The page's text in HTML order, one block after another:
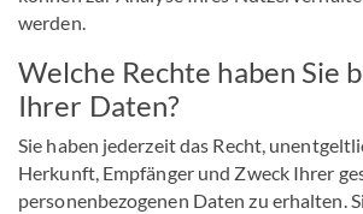
werden.
Welche Rechte haben Sie
Ihrer Daten?
Sie haben jederzeit das Recht,
Herkunft, Empfänger und Zweck Ihrer
personenbezogenen Daten zu erhalten.